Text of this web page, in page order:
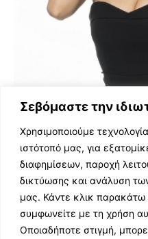
Σεβόμαστε την
Χρησιμοποιούμε
ιστότοπό μας, για
διαφημίσεων, παροχή
δικτύωσης και ανάλυση
μας. Κάντε κλικ παρακάτω
συμφωνείτε με τη χρήση
Οποιαδήποτε στιγμή,